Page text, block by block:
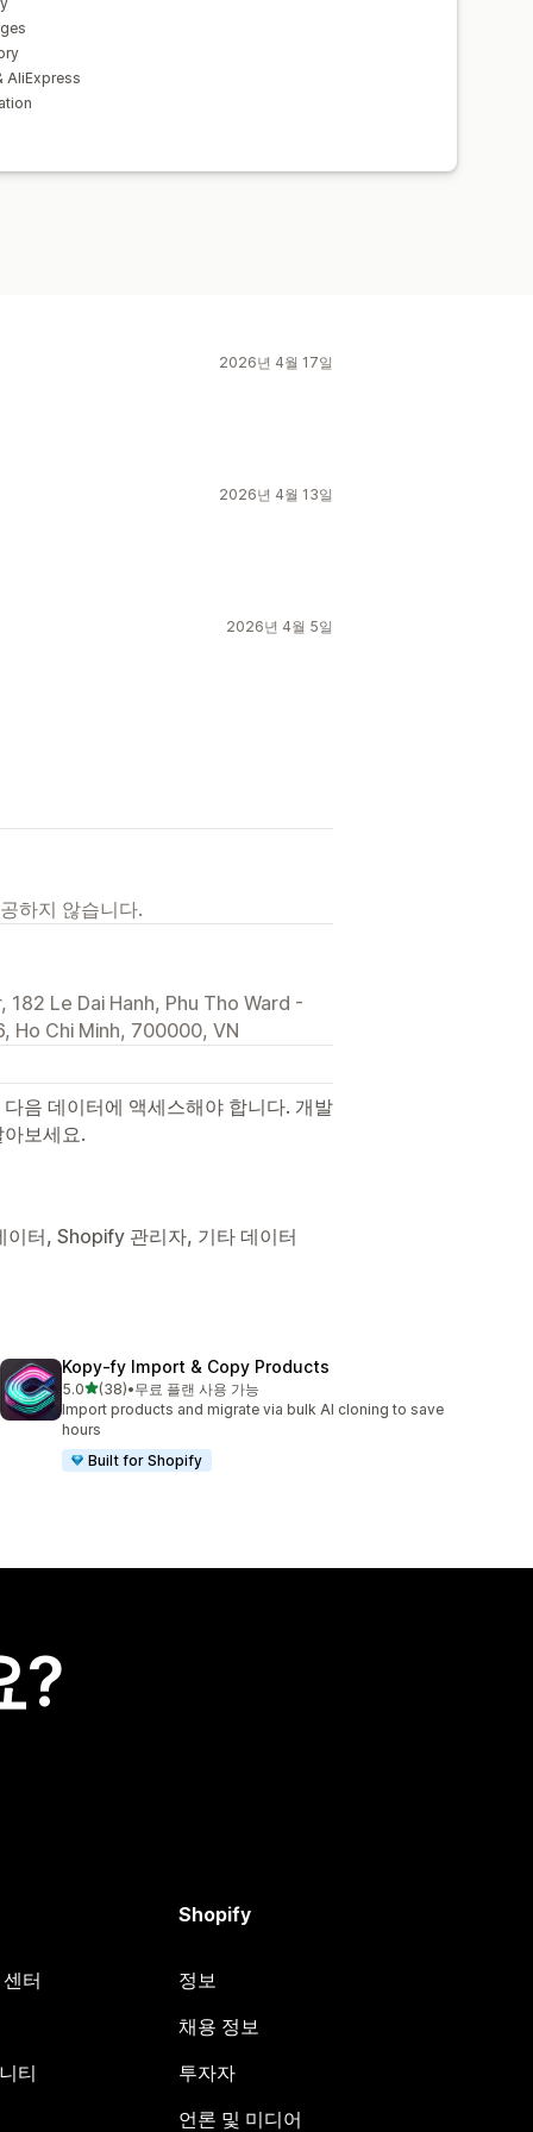
AliExpress
2026년 4월 17일
2026년 4월 13일
2026년 4월 5일
하지 않습니다.
Le Dai Hanh, Phu Tho Ward -
Ho Chi Minh, 700000, VN
음 데이터에 액세스해야 합니다. 개발
보세요.
터, Shopify 관리자, 기타 데이터
Kopy‑fy Import & Copy Products
5.0별 5개 중
(38)
총 리뷰 38개
•무료 플랜 사용 가능
Import products and migrate via bulk AI cloning to save
hours
Built for Shopify
?
터
티
Shopify
정보
채용 정보
투자자
언론 및 미디어